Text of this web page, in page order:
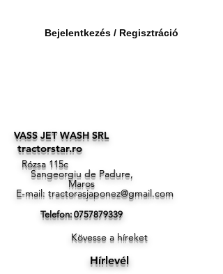
Bejelentkezés / Regisztráció
VASS JET WASH SRL
tractorstar.ro
Rózsa 115c
Sangeorgiu de Padure,
Maros
E-mail: tractorasjaponez@gmail.com
Telefon:0757879339
Kövesse a híreket
Hírlevél